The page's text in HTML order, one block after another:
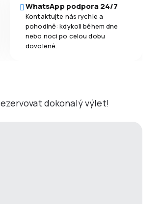
WhatsApp podpora 24/7
Kontaktujte nás rychle a
pohodlně: kdykoli během dne
nebo noci po celou dobu
dovolené.
dokonalý výlet!